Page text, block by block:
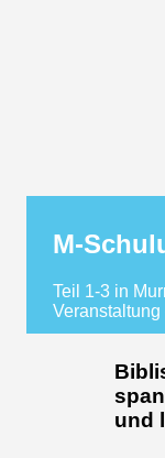
M-
Teil 1-3 in
Veranstaltung
und